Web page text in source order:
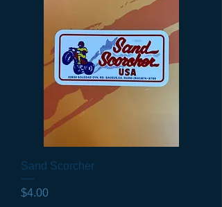
Sand Scorcher
価格
$4.00